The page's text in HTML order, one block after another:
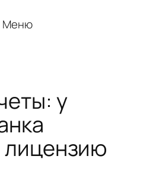
Меню
у
лицензию